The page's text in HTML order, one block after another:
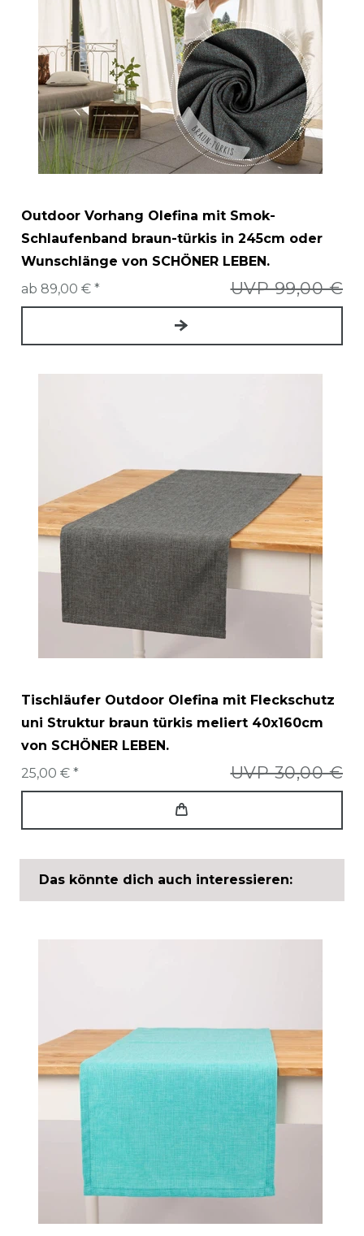
Outdoor Vorhang Olefina mit Smok-
Schlaufenband braun-türkis in 245cm oder
Wunschlänge von SCHÖNER LEBEN.
UVP 99,00 €
ab 89,00 € *
Tischläufer Outdoor Olefina mit Fleckschutz
uni Struktur braun türkis meliert 40x160cm
von SCHÖNER LEBEN.
UVP 30,00 €
25,00 € *
Das könnte dich auch interessieren: